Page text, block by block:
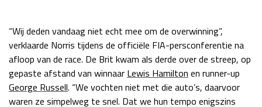
Race
zo 21:00 - 23:00
Kwalificatie
za 05:00 - 06:00
Race
zo 05:00 - 07:00
GP ABU DHABI 2026 04 - 06 dec
Kwalificatie
za 15:00 - 16:00
“Wij deden vandaag niet echt mee om de overwinning”,
verklaarde Norris tijdens de officiële FIA-persconferentie na
afloop van de race. De Brit kwam als derde over de streep, op
gepaste afstand van winnaar Lewis Hamilton en runner-up
George Russell. “We vochten niet met die auto’s, daarvoor
waren ze simpelweg te snel. Dat we hun tempo enigszins